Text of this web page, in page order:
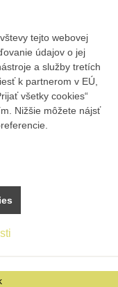
tejto webovej
údajov o jej
a služby tretích
k partnerom v EÚ,
všetky cookies“
Nižšie môžete nájsť